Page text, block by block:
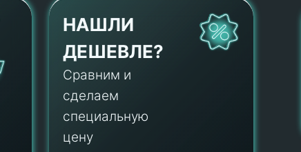
НАШЛИ
ДЕШЕВЛЕ?
Сравним и
сделаем
специальную
цену